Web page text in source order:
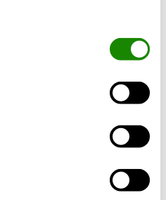
6 à 45 l/s.
600, 800, 1000,